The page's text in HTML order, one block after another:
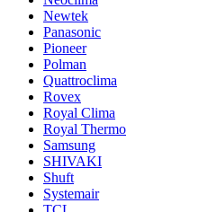
Newtek
Panasonic
Pioneer
Polman
Quattroclima
Rovex
Royal Clima
Royal Thermo
Samsung
SHIVAKI
Shuft
Systemair